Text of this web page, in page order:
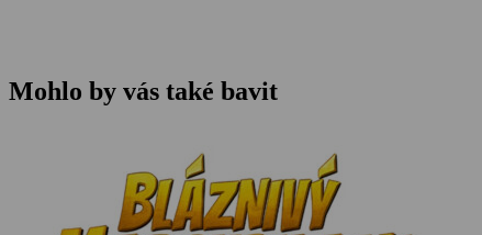
Mohlo by vás také bavit